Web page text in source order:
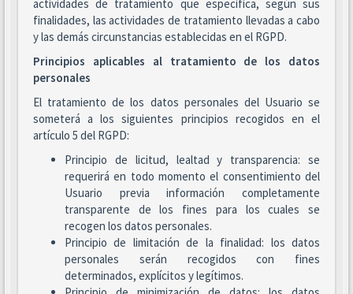
actividades de tratamiento que especifica, según sus
finalidades, las actividades de tratamiento llevadas a cabo
y las demás circunstancias establecidas en el RGPD.
Principios aplicables al tratamiento de los datos
personales
El tratamiento de los datos personales del Usuario se
someterá a los siguientes principios recogidos en el
artículo 5 del RGPD:
Principio de licitud, lealtad y transparencia: se
requerirá en todo momento el consentimiento del
Usuario previa información completamente
transparente de los fines para los cuales se
recogen los datos personales.
Principio de limitación de la finalidad: los datos
personales serán recogidos con fines
determinados, explícitos y legítimos.